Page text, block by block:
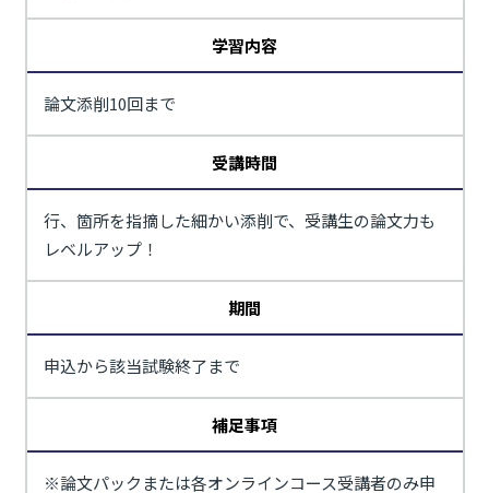
学習内容
論文添削10回まで
受講時間
行、箇所を指摘した細かい添削で、受講生の論文力も
レベルアップ！
期間
申込から該当試験終了まで
補足事項
※論文パックまたは各オンラインコース受講者のみ申